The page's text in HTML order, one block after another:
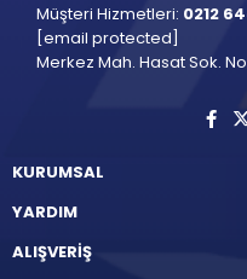
Müşteri Hizmetleri: 0212
[email protected]
Merkez Mah. Hasat Sok.
KURUMSAL
YARDIM
ALIŞVERİŞ